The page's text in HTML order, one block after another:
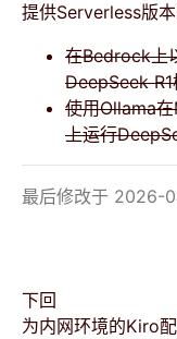
提供Serverless版
在Bedrock上
DeepSeek
使用Ollama
上运行
最后修改于 2026-
下回
为内网环境的Kiro